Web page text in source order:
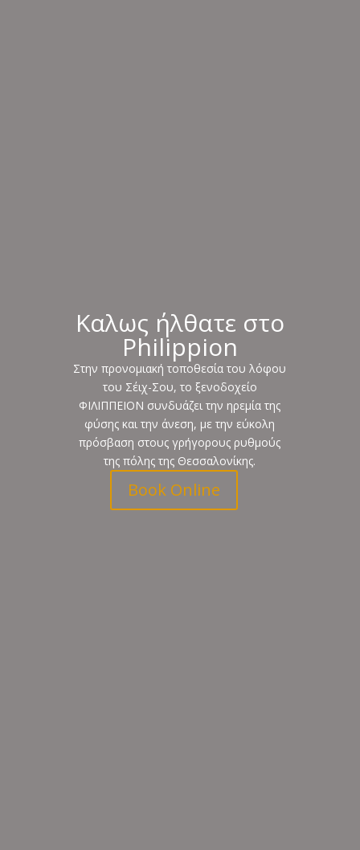
Καλως ήλθατε στο
Philippion
Στην προνομιακή τοποθεσία του λόφου
του Σέιχ-Σου, το ξενοδοχείο
ΦΙΛΙΠΠΕΙΟΝ συνδυάζει την ηρεμία της
φύσης και την άνεση, με την εύκολη
πρόσβαση στους γρήγορους ρυθμούς
της πόλης της Θεσσαλονίκης.
Book Online